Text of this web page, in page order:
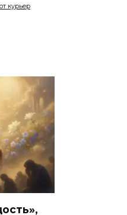
курьер